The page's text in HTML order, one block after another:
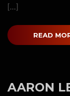
[…]
READ
AARON